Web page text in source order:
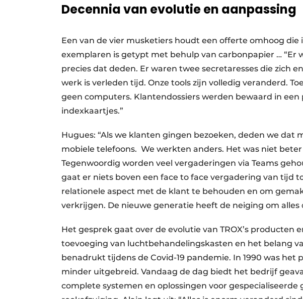
Decennia van evolutie en aanpassing
Een van de vier musketiers houdt een offerte omhoog die
exemplaren is getypt met behulp van carbonpapier … “Er
precies dat deden. Er waren twee secretaresses die zich
werk is verleden tijd. Onze tools zijn volledig veranderd.
geen computers. Klantendossiers werden bewaard in een
indexkaartjes.”
Hugues: “Als we klanten gingen bezoeken, deden we dat
mobiele telefoons. We werkten anders. Het was niet
Tegenwoordig worden veel vergaderingen via Teams
gaat er niets boven een face to face vergadering van tijd
relationele aspect met de klant te behouden en om
verkrijgen. De nieuwe generatie heeft de neiging om alles
Het gesprek gaat over de evolutie van TROX’s producten
toevoeging van luchtbehandelingskasten en het belang
benadrukt tijdens de Covid-19 pandemie. In 1990 was het
minder uitgebreid. Vandaag de dag biedt het bedrijf
complete systemen en oplossingen voor gespecialiseerde